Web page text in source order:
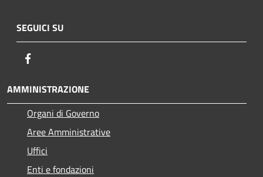
SEGUICI SU
AMMINISTRAZIONE
Organi di Governo
Aree Amministrative
Uffici
Enti e fondazioni